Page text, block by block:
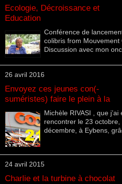
Ecologie, Décroissance et
Education
Conférence de
colibris from Mouvement
Discussion avec mon
26 avril 2016
Envoyez ces jeunes con(-
suméristes) faire le plein à la
Michèle RIVASI , que
rencontrer le 23
décembre, à Eybens,
24 avril 2015
Charlie et la turbine à chocolat